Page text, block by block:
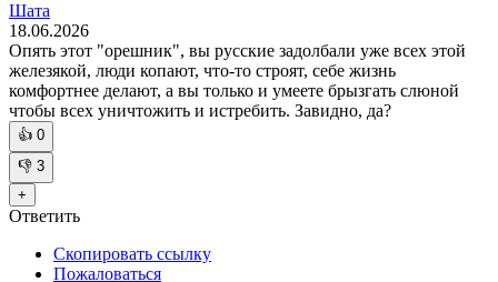
Шата
18.06.2026
Опять этот "орешник", вы русские задолбали уже всех этой
железякой, люди копают, что-то строят, себе жизнь
комфортнее делают, а вы только и умеете брызгать слюной
чтобы всех уничтожить и истребить. Завидно, да?
👍 0
👎 3
+
Ответить
Скопировать ссылку
Пожаловаться